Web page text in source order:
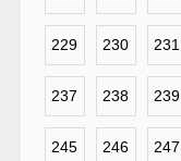
229 230 231
237 238 239
245 246 247